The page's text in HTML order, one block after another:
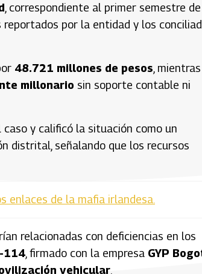
, correspondiente al primer semestre de
por la entidad y los
48.721 millones de pesos , mientras
millonario sin soporte contable ni
caso y calificó la situación como un
distrital, señalando que los recursos
enlaces de la mafia irlandesa.
relacionadas con deficiencias en los
114 , firmado con la empresa GYP
vehicular.